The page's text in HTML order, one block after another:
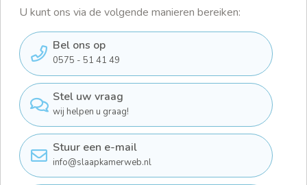
U kunt ons via de volgende manieren bereiken:
Bel ons op
0575 - 51 41 49
Stel uw vraag
wij helpen u graag!
Stuur een e-mail
info@slaapkamerweb.nl